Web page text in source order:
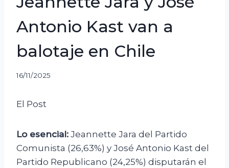
Antonio Kast van a
balotaje en Chile
16/11/2025
El Post
Lo esencial: Jeannette Jara del Partido
Comunista (26,63%) y José Antonio Kast del
Partido Republicano (24,25%) disputarán el